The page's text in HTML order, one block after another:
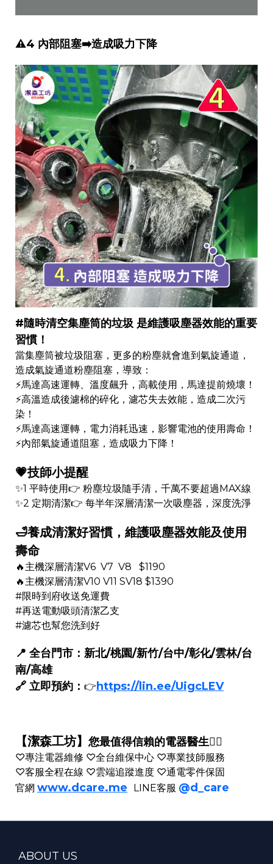
⚠️4 內部阻塞➡️造成吸力下降
#隨時清空集塵筒的垃圾 是維護吸塵器效能的重要
習慣！
當集塵筒被垃圾阻塞，更多的粉塵就會進到氣旋通道，
造成氣旋通道粉塵阻塞，導致：
⚡馬達高速運轉、溫度飆升，高載使用，馬達提前燒壞！
⚡高溫造成後濾棉的碎化，濾芯失去效能，造成二次污
染！
⚡馬達高速運轉，電力消耗迅速，影響電池的使用壽命！
⚡內部氣旋通道阻塞，造成吸力下降！
💗技師小提醒
✨1 平時使用👉 粉塵垃圾隨手清，千萬不要超過MAX線
✨2 定期清潔👉 每半年深層清潔一次吸塵器，深度洗淨
🛁養成清潔好習慣，維護吸塵器效能及使用
壽命
🔥主機深層清潔V6 V7 V8 $1190
🔥主機深層清潔V10 V11 SV18 $1390
#限時到府收送免運費
#再送電動吸頭清潔乙支
#濾芯也幫您洗到好
📍 全台門市：新北/桃園/新竹/台中/彰化/雲林/台
南/高雄
🔗 立即預約： 👉 https://lin.ee/UigcLEV
【潔森工坊】 您最值得信賴的電器醫生👨‍⚕️
♡專注電器維修 ♡全台維保中心 ♡專業技師服務
♡客服全程在線 ♡雲端追蹤進度 ♡通電零件保固
官網 www.dcare.me LINE客服 @d_care
ABOUT US